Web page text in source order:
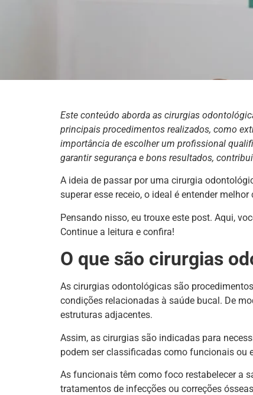
Este conteúdo aborda as cirurgias
principais procedimentos realizados, como
importância de escolher um profissional
garantir segurança e bons resultados,
A ideia de passar por uma cirurgia
superar esse receio, o ideal é entender
Pensando nisso, eu trouxe este post. Aqui,
Continue a leitura e confira!
O que são cirurgias
As cirurgias odontológicas são
condições relacionadas à saúde bucal. De
estruturas adjacentes.
Assim, as cirurgias são indicadas para
podem ser classificadas como funcionais ou
As funcionais têm como foco restabelecer a
tratamentos de infecções ou correções